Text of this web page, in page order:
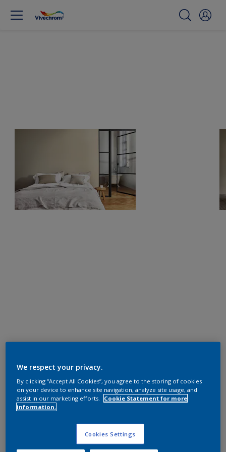
We respect your privacy.
By clicking “Accept All Cookies”, you agree to the storing of cookies
on your device to enhance site navigation, analyze site usage, and
assist in our marketing efforts.
Cookie Statement for more
information.
Cookies Settings